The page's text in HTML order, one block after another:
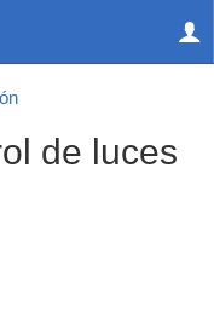
de luces